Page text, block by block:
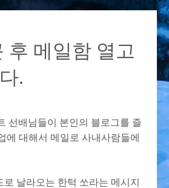
뉴
후 메일함 열고
.
선배님들이 본인의 블로그를 즐
에 대해서 메일로 사내사람들에
로 날라오는 한턱 쏘라는 메시지